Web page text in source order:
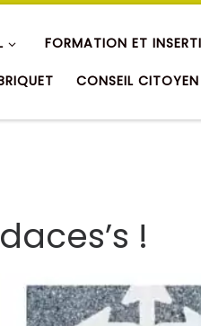
FORMATION ET
CONSEIL CITOYEN
!